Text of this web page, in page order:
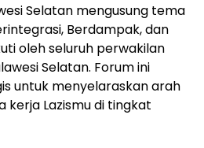
Selatan mengusung tema
Berdampak, dan
oleh seluruh perwakilan
Selatan. Forum ini
untuk menyelaraskan arah
kerja Lazismu di tingkat